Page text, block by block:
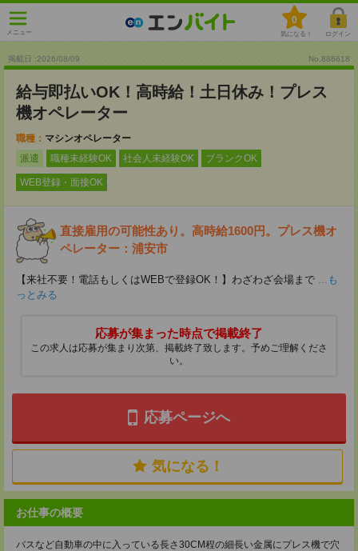
メニュー
0
気になる！ ログイン
掲載日 :2026/08/09 No.886618
給与即払いOK！高時給！土日休み！プレス
機オペレーター
職種： マシンオペレーター
派遣
職種未経験OK 社会人未経験OK ブランクOK
WEB登録・面接OK
直接雇用の可能性あり。高時給1600円。プレス機オ
ペレーター：浦安市
【来社不要！電話もしくはWEBで登録OK！】わざわざ会場まで ...も
っとみる
応募が集まった時点で掲載終了
この求人は応募が集まり次第、掲載終了致します。予めご理解くださ
い。
応募ページへ
気になる！
お仕事の概要
バスなど自動車の中に入っている長さ30CM程の細長い金属にプレス機で穴